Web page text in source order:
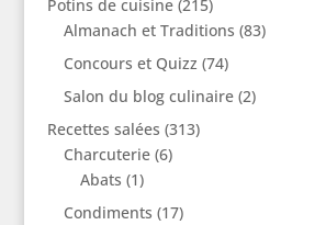
Potins de cuisine(215)
Almanach et Traditions (83)
Concours et Quizz (74)
Salon du blog culinaire(2)
Recettes salées (313)
Charcuterie(6)
Abats (1)
Condiments (17)